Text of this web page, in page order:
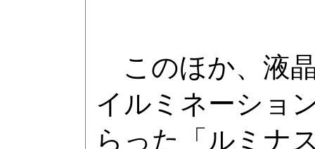
このほか、液
イルミネーショ
らった「ルミナ